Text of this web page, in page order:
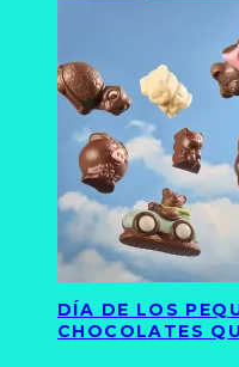
DÍA DE LOS
CHOCOLATES